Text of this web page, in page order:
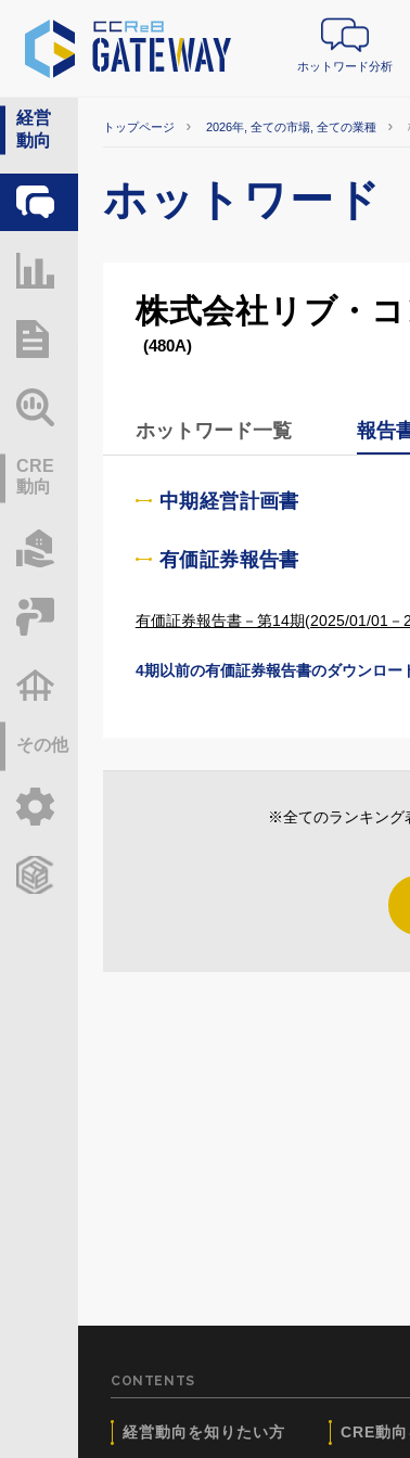
ホットワード分析
経営
動向
ホットワード分析
総研レポート・分析
CRE
動向
物件情報サーチ
セミナー・研修
不動産基礎調査
その他
トップページ 2026年, 全ての市場, 全ての業種
ホットワード
株式会社リブ・
(480A)
ホットワード一覧 報告
中期経営計画書
有価証券報告書
有価証券報告書－第14期(2025/01/01－
4期以前の有価証券報告書のダウンロー
※全てのランキング
CONTENTS
経営動向を知りたい方 CRE動